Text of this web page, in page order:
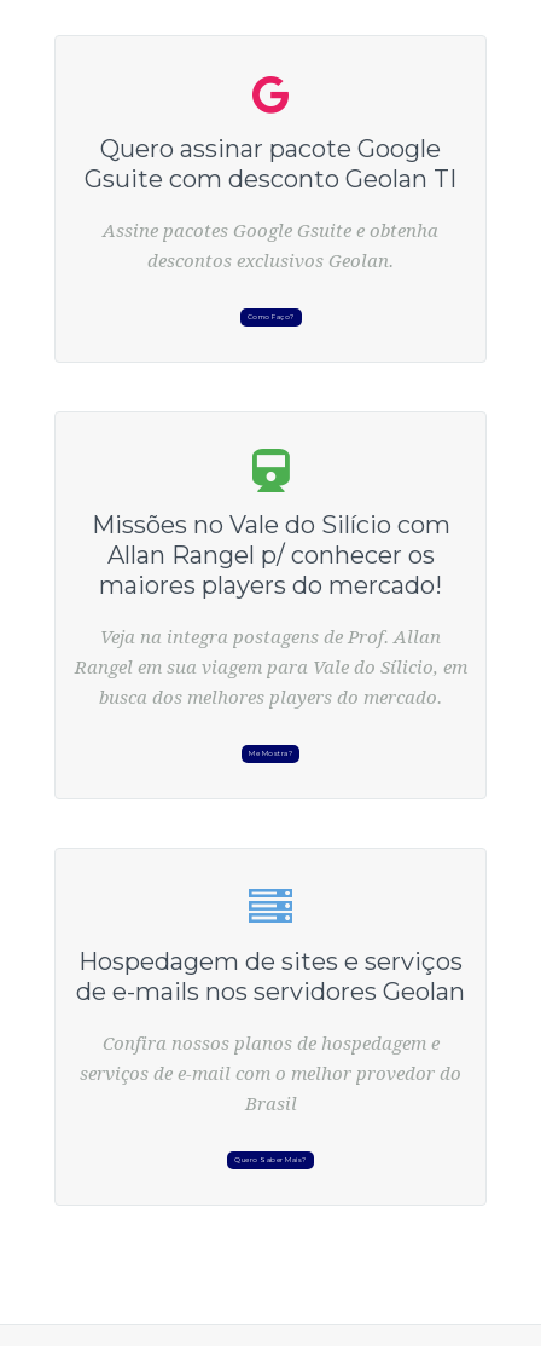
Quero assinar pacote Google
Gsuite com desconto Geolan TI
Assine pacotes Google Gsuite e obtenha
descontos exclusivos Geolan.
Como Faço?
Missões no Vale do Silício com
Allan Rangel p/ conhecer os
maiores players do mercado!
Veja na integra postagens de Prof. Allan
Rangel em sua viagem para Vale do Sílicio, em
busca dos melhores players do mercado.
Me Mostra?
Hospedagem de sites e serviços
de e-mails nos servidores Geolan
Confira nossos planos de hospedagem e
serviços de e-mail com o melhor provedor do
Brasil
Quero Saber Mais?